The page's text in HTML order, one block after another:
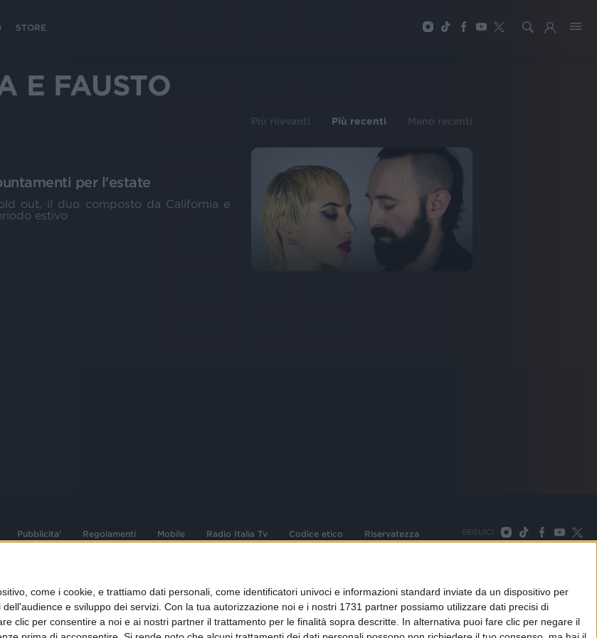
come i cookie, e trattiamo dati personali, come identificatori univoci e informazioni standard inviate da un dispositivo per
e sviluppo dei servizi. Con la tua autorizzazione noi e i nostri 1731 partner possiamo utilizzare dati precisi di
clic per consentire a noi e ai nostri partner il trattamento per le finalità sopra descritte. In alternativa puoi fare clic per negare il
STORE
E FAUSTO
Più rilevanti Più recenti Meno recenti
per l'estate
out, il duo composto da California e
estivo
Pubblicita' Regolamenti Mobile Radio Italia Tv Codice etico Riservatezza SEGUICI
e dei diritti
Sede Amministrativa: Viale Europa 49, 20093 Cologno Monzese (Mi) |Tel. +39 02 254441 | Fax +39
02 25444220
Sede Legale: Via Savona 97, 20144 Milano
TORNA SU